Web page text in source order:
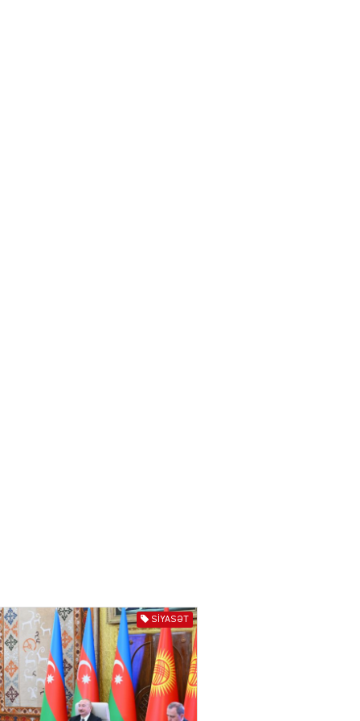
daha da genişlənir
03.08.2026 5907
Türk dünyası və Mərkəzi
Asiya ilə əlaqələri ildən-ilə
SIYASƏT